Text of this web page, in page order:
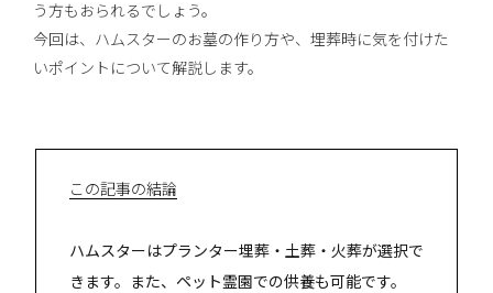
う方もおられるでしょう。
今回は、ハムスターのお墓の作り方や、埋葬時に気を付けた
いポイントについて解説します。
この記事の結論
ハムスターはプランター埋葬・土葬・火葬が選択で
きます。また、ペット霊園での供養も可能です。